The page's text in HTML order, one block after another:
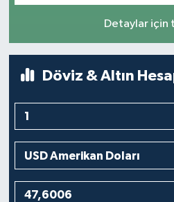
Detaylar için
Döviz & Altın